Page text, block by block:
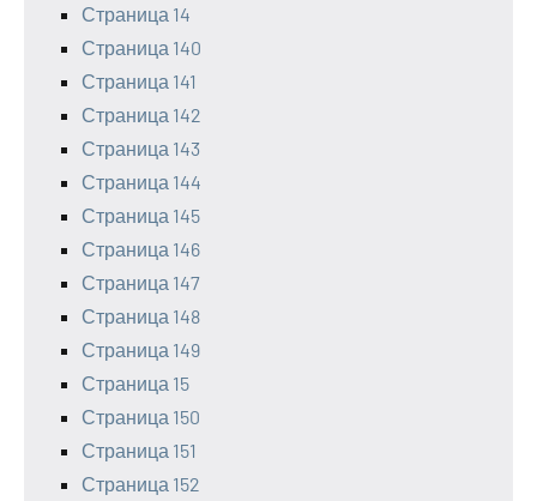
Страница 14
Страница 140
Страница 141
Страница 142
Страница 143
Страница 144
Страница 145
Страница 146
Страница 147
Страница 148
Страница 149
Страница 15
Страница 150
Страница 151
Страница 152